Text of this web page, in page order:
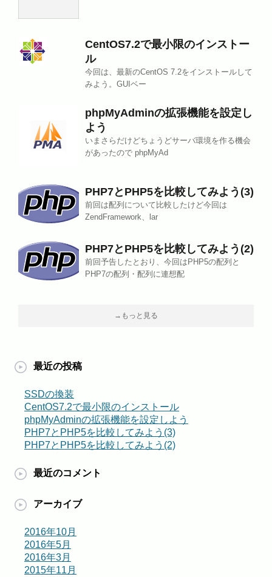
CentOS7.2で最小限のインストー
ル
今回は、最新のCentOS 7.2をインストールして
みよう。GUIベー
phpMyAdminの拡張機能を設定し
よう
いまさらだけどちょうどサーバ環境を作る機会
があったので phpMyAd
PHP7とPHP5を比較してみよう(3)
前回は配列について比較したけど今回は
ZendFramework、lar
PHP7とPHP5を比較してみよう(2)
前回予告したとおり、今回はPHP5の配列と
PHP7の配列・配列に連想配
→もっと見る
最近の投稿
SSDの換装
CentOS7.2で最小限のインストール
phpMyAdminの拡張機能を設定しよう
PHP7とPHP5を比較してみよう(3)
PHP7とPHP5を比較してみよう(2)
最近のコメント
アーカイブ
2016年10月
2016年5月
2016年3月
2015年11月